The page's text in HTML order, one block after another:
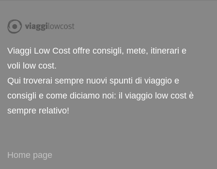
Viaggi Low Cost offre consigli, mete, itinerari e
voli low cost.
Qui troverai sempre nuovi spunti di viaggio e
consigli e come diciamo noi: il viaggio low cost è
sempre relativo!
Home page